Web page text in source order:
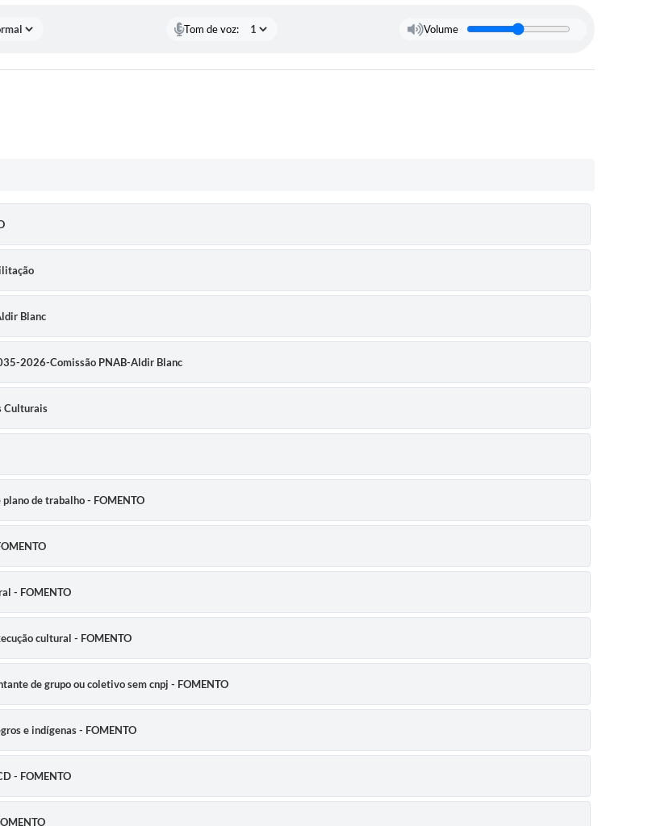
Tom de voz: Volume
Blanc
2026-Comissão PNAB-Aldir Blanc
Culturais
de trabalho - FOMENTO
- FOMENTO
cultural - FOMENTO
de grupo ou coletivo sem cnpj - FOMENTO
e indígenas - FOMENTO
- FOMENTO